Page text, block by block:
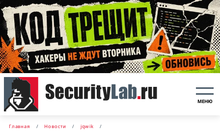
МЕНЮ
Главная Новости jqwik